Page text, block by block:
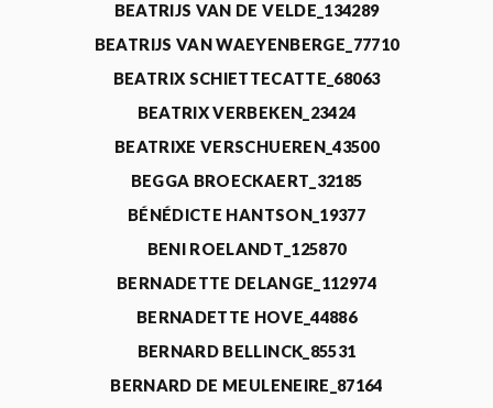
BEATRIJS VAN DE VELDE_134289
BEATRIJS VAN WAEYENBERGE_77710
BEATRIX SCHIETTECATTE_68063
BEATRIX VERBEKEN_23424
BEATRIXE VERSCHUEREN_43500
BEGGA BROECKAERT_32185
BÉNÉDICTE HANTSON_19377
BENI ROELANDT_125870
BERNADETTE DELANGE_112974
BERNADETTE HOVE_44886
BERNARD BELLINCK_85531
BERNARD DE MEULENEIRE_87164